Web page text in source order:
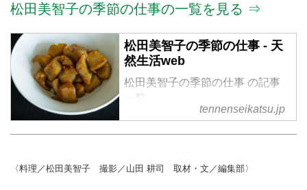
松田美智子の季節の仕事の一覧を見る ⇒
松田美智子の季節の仕事 - 天
然生活web
松田美智子の季節の仕事 の記事
一覧
tennenseikatsu.jp
〈料理／松田美智子 撮影／山田 耕司 取材・文／編集部〉